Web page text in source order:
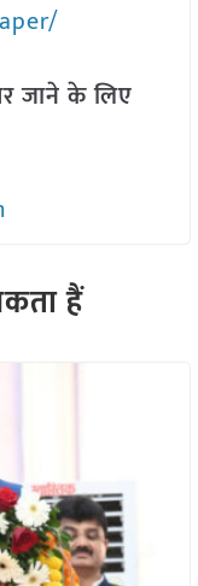
जाने के लिए
हैं